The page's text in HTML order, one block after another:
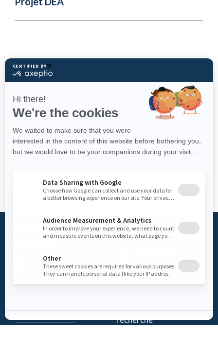
Qu’est-ce
Accès DEA
Téléchargez
QUÉBEC
Fondation
Histoire
Mission
recherche